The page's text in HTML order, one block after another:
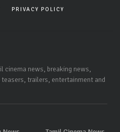
PRIVACY POLICY
cinema news, breaking news,
trailers, entertainment and